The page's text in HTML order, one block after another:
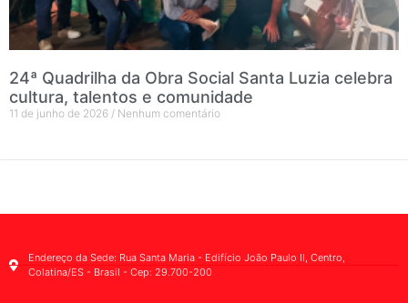
24ª Quadrilha da Obra Social Santa Luzia celebra
cultura, talentos e comunidade
11 de junho de 2026 Nenhum comentário
Endereço da Sede: Rua Santa Maria - Edifício João Paulo II, Centro,
Colatina/ES - Brasil - Cep: 29.700-200